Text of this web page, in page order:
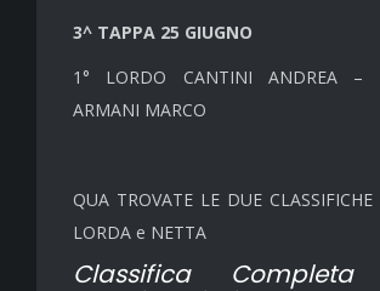
3^ TAPPA 25 GIUGNO
1° LORDO CANTINI ANDREA –
ARMANI MARCO
QUA TROVATE LE DUE CLASSIFICHE
LORDA e NETTA
Classifica Completa